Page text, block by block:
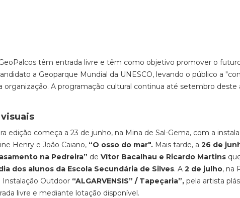
têm entrada livre e têm como objetivo promover o
a Geoparque Mundial da UNESCO, levando o público a
organização. A programação cultural continua até setembro deste
edição começa a 23 de junho, na Mina de Sal-Gema, com a
Henry e João Caiano, “O osso do mar". Mais tarde, a 26 de
na Pedreira” de Vítor Bacalhau e Ricardo Martins
dos alunos da Escola Secundária de Silves. A 2 de julho, na
Instalação Outdoor “ALGARVENSIS” / Tapeçaria”, pela artista
livre e mediante lotação disponível.